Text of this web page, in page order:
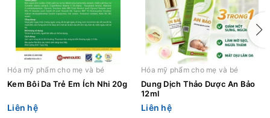
Hóa mỹ phẩm cho mẹ và bé
Kem Bôi Da Trẻ Em Ích Nhi 20g
Liên hệ
Hóa mỹ phẩm cho mẹ và bé
Dung Dịch Thảo Dược An Bảo
12ml
Liên hệ